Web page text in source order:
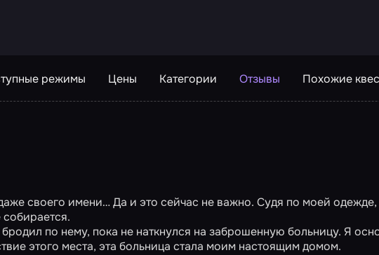
режимы Цены Категории Отзывы Похожие
своего имени… Да и это сейчас не важно. Судя по моей одежде,
по нему, пока не наткнулся на заброшенную больницу. Я
этого места, эта больница стала моим настоящим домом.